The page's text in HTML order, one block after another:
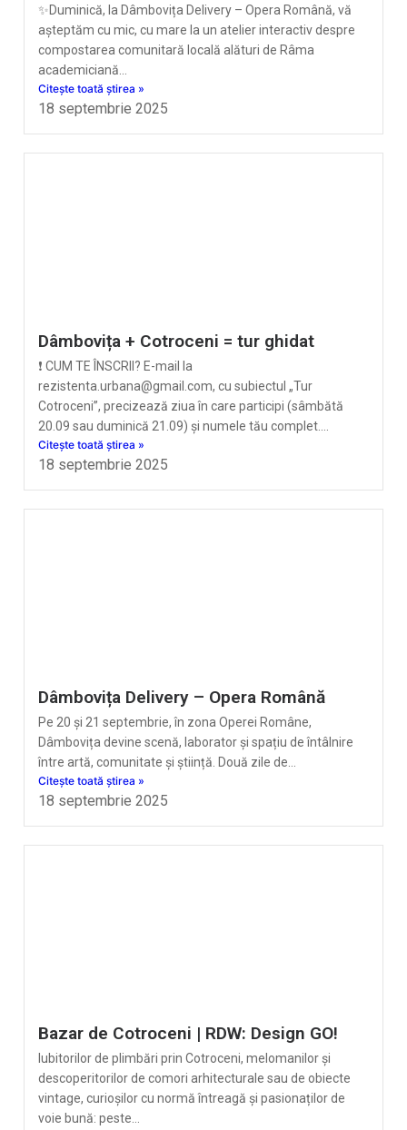
✨Duminică, la Dâmbovița Delivery – Opera Română, vă
așteptăm cu mic, cu mare la un atelier interactiv despre
compostarea comunitară locală alături de Râma
academiciană…
Citește toată știrea »
18 septembrie 2025
Dâmbovița + Cotroceni = tur ghidat
❗ CUM TE ÎNSCRII? E-mail la
rezistenta.urbana@gmail.com, cu subiectul „Tur
Cotroceni”, precizează ziua în care participi (sâmbătă
20.09 sau duminică 21.09) și numele tău complet.…
Citește toată știrea »
18 septembrie 2025
Dâmbovița Delivery – Opera Română
Pe 20 și 21 septembrie, în zona Operei Române,
Dâmbovița devine scenă, laborator și spațiu de întâlnire
între artă, comunitate și știință. Două zile de…
Citește toată știrea »
18 septembrie 2025
Bazar de Cotroceni | RDW: Design GO!
Iubitorilor de plimbări prin Cotroceni, melomanilor și
descoperitorilor de comori arhitecturale sau de obiecte
vintage, curioșilor cu normă întreagă și pasionaților de
voie bună: peste…